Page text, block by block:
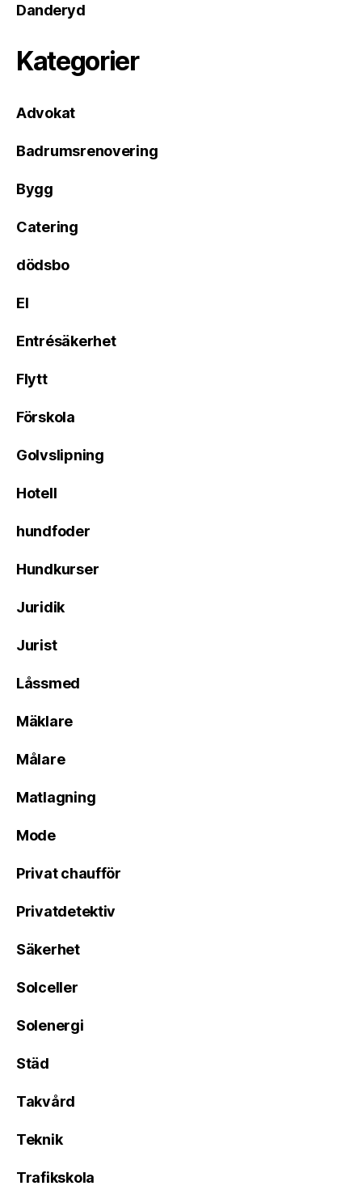
Danderyd
Kategorier
Advokat
Badrumsrenovering
Bygg
Catering
dödsbo
El
Entrésäkerhet
Flytt
Förskola
Golvslipning
Hotell
hundfoder
Hundkurser
Juridik
Jurist
Låssmed
Mäklare
Målare
Matlagning
Mode
Privat chaufför
Privatdetektiv
Säkerhet
Solceller
Solenergi
Städ
Takvård
Teknik
Trafikskola